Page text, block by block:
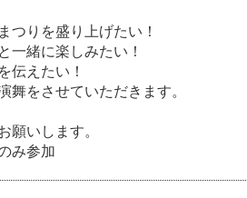
つりを盛り上げたい！
一緒に楽しみたい！
伝えたい！
舞をさせていただきます。
願いします。
み参加